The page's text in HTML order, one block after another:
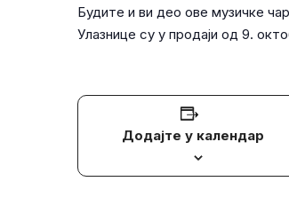
Будите и ви део ове музичке
Улазнице су у продаји од 9.
Додајте у календар